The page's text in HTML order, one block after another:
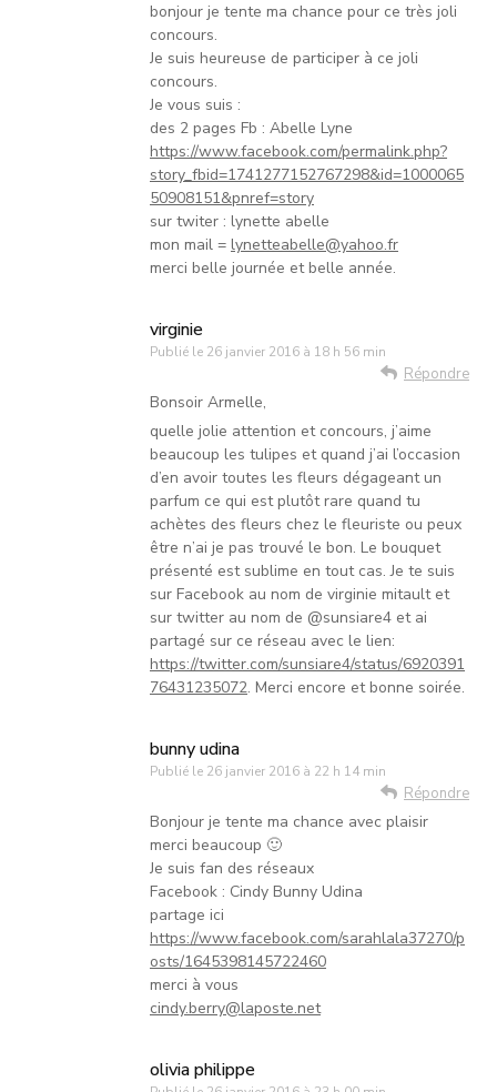
bonjour je tente ma chance pour ce très joli
concours.
Je suis heureuse de participer à ce joli
concours.
Je vous suis :
des 2 pages Fb : Abelle Lyne
https://www.facebook.com/permalink.php?
story_fbid=1741277152767298&id=1000065
50908151&pnref=story
sur twiter : lynette abelle
mon mail = lynetteabelle@yahoo.fr
merci belle journée et belle année.
virginie
Publié le 26 janvier 2016 à 18 h 56 min
Répondre
Bonsoir Armelle,
quelle jolie attention et concours, j’aime
beaucoup les tulipes et quand j’ai l’occasion
d’en avoir toutes les fleurs dégageant un
parfum ce qui est plutôt rare quand tu
achètes des fleurs chez le fleuriste ou peux
être n’ai je pas trouvé le bon. Le bouquet
présenté est sublime en tout cas. Je te suis
sur Facebook au nom de virginie mitault et
sur twitter au nom de @sunsiare4 et ai
partagé sur ce réseau avec le lien:
https://twitter.com/sunsiare4/status/6920391
76431235072. Merci encore et bonne soirée.
bunny udina
Publié le 26 janvier 2016 à 22 h 14 min
Répondre
Bonjour je tente ma chance avec plaisir
merci beaucoup 🙂
Je suis fan des réseaux
Facebook : Cindy Bunny Udina
partage ici
https://www.facebook.com/sarahlala37270/p
osts/1645398145722460
merci à vous
cindy.berry@laposte.net
olivia philippe